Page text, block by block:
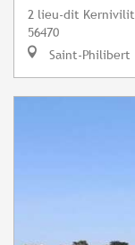
2 lieu-dit Kernivilit
56470
Saint-Philibert